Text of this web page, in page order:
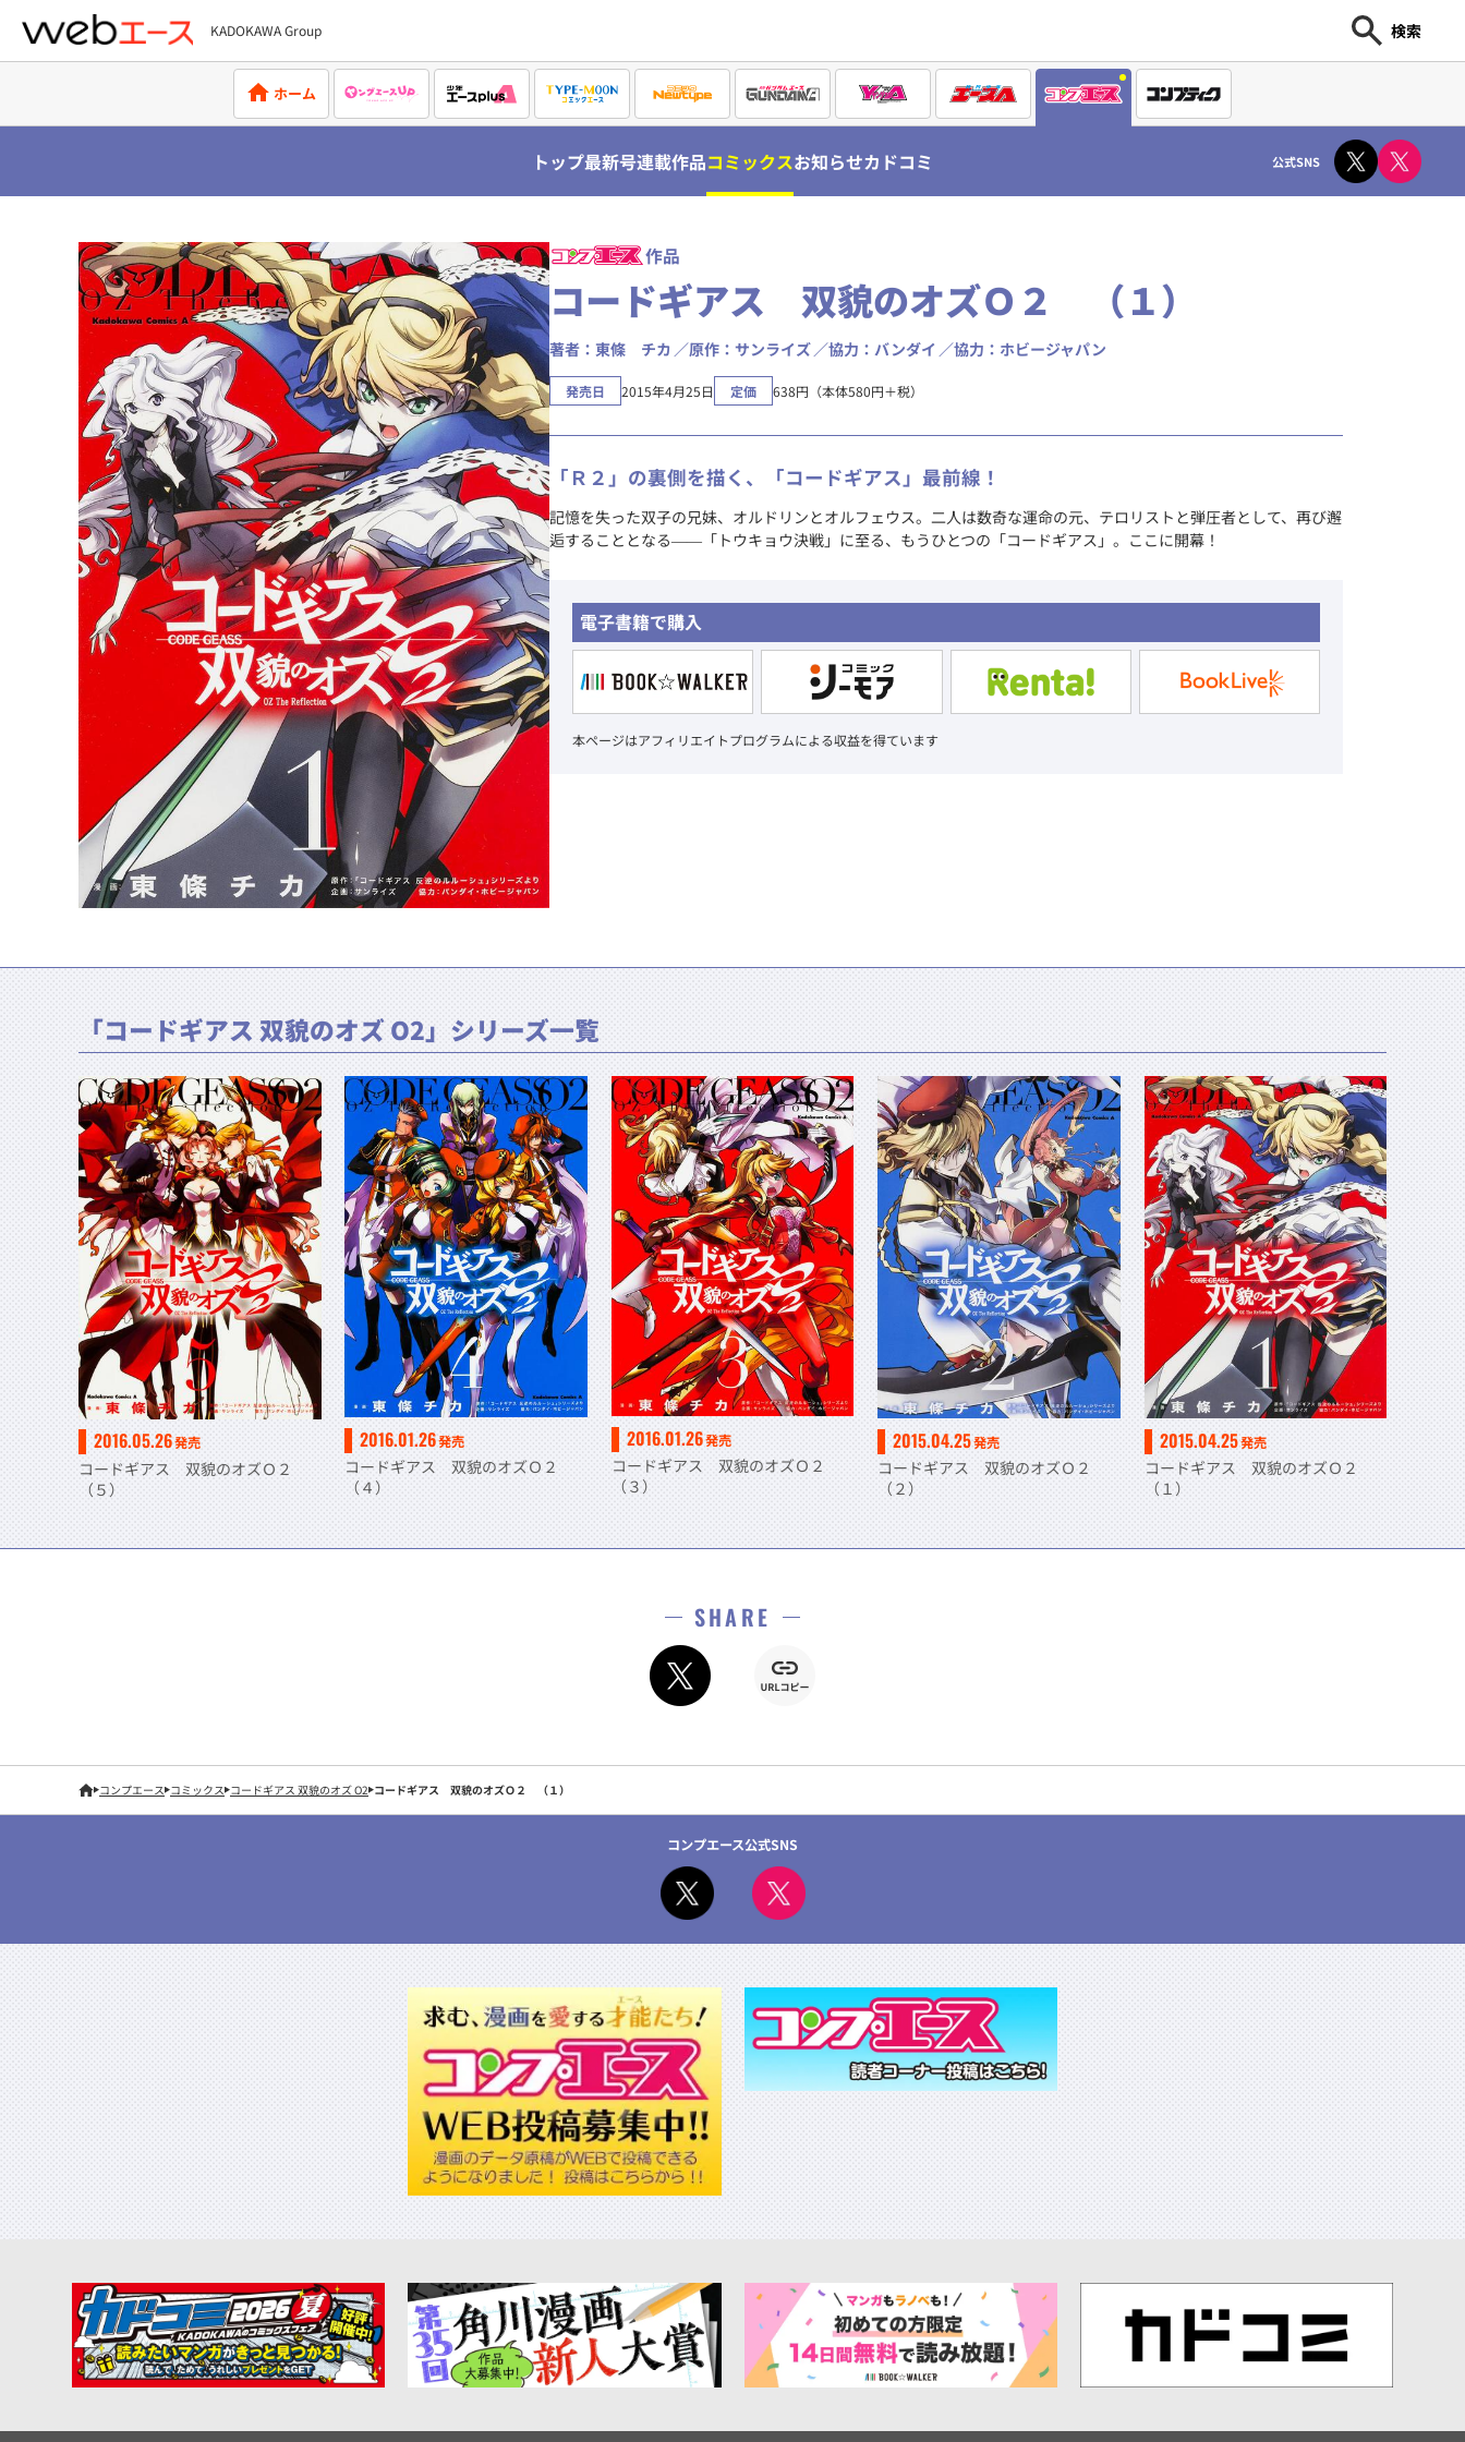
webエース
KADOKAWA Group 検索
ホーム
トップ最新号連載作品コミックスお知らせカドコミ 公式SNS
作品
コードギアス 双貌のオズＯ２ （１）
著者：東條 チカ 原作：サンライズ 協力：バンダイ 協力：ホビージャパン
発売日 2015年4月25日 定価 638円（本体580円＋税）
「Ｒ２」の裏側を描く、「コードギアス」最前線！
記憶を失った双子の兄妹、オルドリンとオルフェウス。二人は数奇な運命の元、テロリストと弾圧者として、再び邂
逅することとなる――「トウキョウ決戦」に至る、もうひとつの「コードギアス」。ここに開幕！
電子書籍で購入
本ページはアフィリエイトプログラムによる収益を得ています
「コードギアス 双貌のオズ O2」シリーズ一覧
2016.05.26発売
コードギアス 双貌のオズＯ２
（５）
2016.01.26発売
コードギアス 双貌のオズＯ２
（４）
2016.01.26発売
コードギアス 双貌のオズＯ２
（３）
2015.04.25発売
コードギアス 双貌のオズＯ２
（２）
2015.04.25発売
コードギアス 双貌のオズＯ２
（１）
SHARE
コンプエース コミックス コードギアス 双貌のオズ O2 コードギアス 双貌のオズＯ２ （１）
コンプエース公式SNS